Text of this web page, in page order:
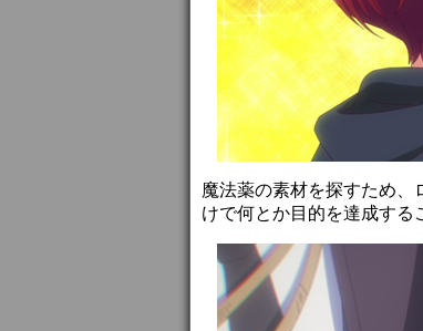
魔法薬の素材を探すため、
けで何とか目的を達成す